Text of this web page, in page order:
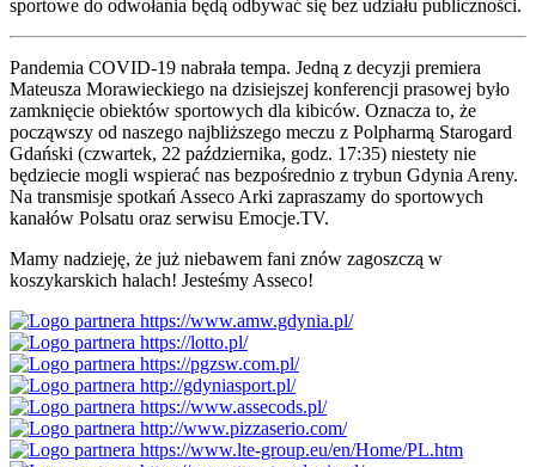
sportowe do odwołania będą odbywać się bez udziału publiczności.
Pandemia COVID-19 nabrała tempa. Jedną z decyzji premiera
Mateusza Morawieckiego na dzisiejszej konferencji prasowej było
zamknięcie obiektów sportowych dla kibiców. Oznacza to, że
począwszy od naszego najbliższego meczu z Polpharmą Starogard
Gdański (czwartek, 22 października, godz. 17:35) niestety nie
będziecie mogli wspierać nas bezpośrednio z trybun Gdynia Areny.
Na transmisje spotkań Asseco Arki zapraszamy do sportowych
kanałów Polsatu oraz serwisu Emocje.TV.
Mamy nadzieję, że już niebawem fani znów zagoszczą w
koszykarskich halach! Jesteśmy Asseco!